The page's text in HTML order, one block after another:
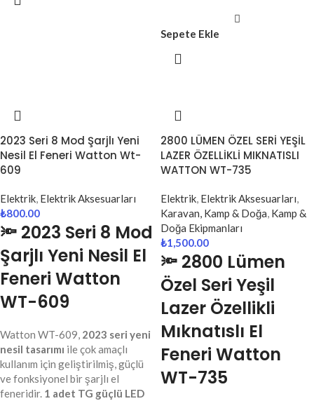
Sepete Ekle
2023 Seri 8 Mod Şarjlı Yeni
Nesil El Feneri Watton Wt-
609
Elektrik, Elektrik Aksesuarları
₺800.00
🔦 2023 Seri 8 Mod
Şarjlı Yeni Nesil El
Feneri Watton
WT-609
Watton WT-609, 2023 seri yeni
nesil tasarımı ile çok amaçlı
kullanım için geliştirilmiş, güçlü
ve fonksiyonel bir şarjlı el
feneridir. 1 adet TG güçlü LED
2800 LÜMEN ÖZEL SERİ YEŞİL
LAZER ÖZELLİKLİ MIKNATISLI
WATTON WT-735
Elektrik, Elektrik Aksesuarları,
Karavan, Kamp & Doğa, Kamp &
Doğa Ekipmanları
₺1,500.00
🔦 2800 Lümen
Özel Seri Yeşil
Lazer Özellikli
Mıknatıslı El
Feneri Watton
WT-735